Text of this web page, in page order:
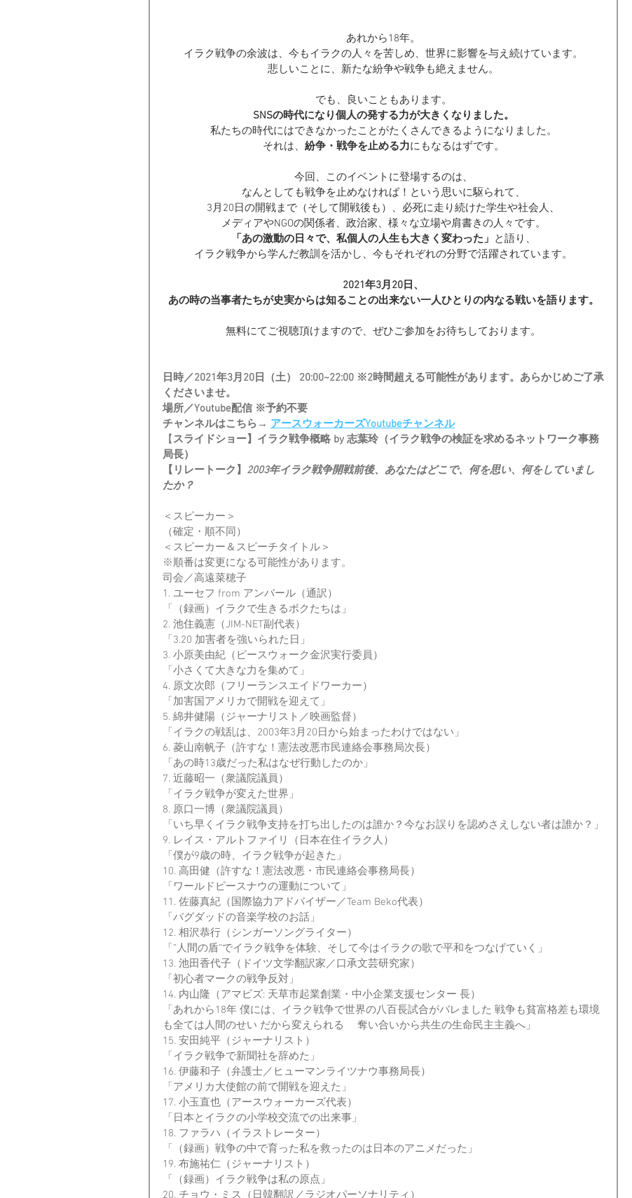
あれから18年。
イラク戦争の余波は、今もイラクの人々を苦しめ、世界に影響を与え続けています。
悲しいことに、新たな紛争や戦争も絶えません。
でも、良いこともあります。
SNSの時代になり個人の発する力が大きくなりました。
私たちの時代にはできなかったことがたくさんできるようになりました。
それは、 紛争・戦争を止める力にもなるはずです。
今回、このイベントに登場するのは、
なんとしても戦争を止めなければ！という思いに駆られて、
3月20日の開戦まで（そして開戦後も）、必死に走り続けた学生や社会人、
メディアやNGOの関係者、政治家、様々な立場や肩書きの人々です。
「あの激動の日々で、私個人の人生も大きく変わった」 と語り、
イラク戦争から学んだ教訓を活かし、今もそれぞれの分野で活躍されています。
2021年3月20日、
あの時の当事者たちが史実からは知ることの出来ない一人ひとりの内なる戦いを語ります。
無料にてご視聴頂けますので、ぜひご参加をお待ちしております。
日時／2021年3月20日（土） 20:00~22:00 ※2時間超える可能性があります。あらかじめご了承
くださいませ。
場所／Youtube配信 ※予約不要
チャンネルはこちら→ アースウォーカーズYoutubeチャンネル
【スライドショー】イラク戦争概略 by 志葉玲（イラク戦争の検証を求めるネットワーク事務
局長）
【リレートーク】 2003年イラク戦争開戦前後、あなたはどこで、何を思い、何をしていまし
たか？
＜スピーカー＞
（確定・順不同）
＜スピーカー＆スピーチタイトル＞
※順番は変更になる可能性があります。
司会／高遠菜穂子
1. ユーセフ from アンバール（通訳）
「（録画）イラクで生きるボクたちは」
2. 池住義憲（JIM-NET副代表）
「3.20 加害者を強いられた日」
3. 小原美由紀（ピースウォーク金沢実行委員）
「小さくて大きな力を集めて」
4. 原文次郎（フリーランスエイドワーカー）
「加害国アメリカで開戦を迎えて」
5. 綿井健陽（ジャーナリスト／映画監督）
「イラクの戦乱は、2003年3月20日から始まったわけではない」
6. 菱山南帆子（許すな！憲法改悪市民連絡会事務局次長）
「あの時13歳だった私はなぜ行動したのか」
7. 近藤昭一（衆議院議員）
「イラク戦争が変えた世界」
8. 原口一博（衆議院議員）
「いち早くイラク戦争支持を打ち出したのは誰か？今なお誤りを認めさえしない者は誰か？」
9. レイス・アルトファイリ（日本在住イラク人）
「僕が9歳の時、イラク戦争が起きた」
10. 高田健（許すな！憲法改悪・市民連絡会事務局長）
「ワールドピースナウの運動について」
11. 佐藤真紀（国際協力アドバイザー／Team Beko代表）
「バグダッドの音楽学校のお話」
12. 相沢恭行（シンガーソングライター）
「”人間の盾”でイラク戦争を体験、そして今はイラクの歌で平和をつなげていく」
13. 池田香代子（ドイツ文学翻訳家／口承文芸研究家）
「初心者マークの戦争反対」
14. 内山隆（アマビズ: 天草市起業創業・中小企業支援センター 長）
「あれから18年 僕には、イラク戦争で世界の八百長試合がバレました 戦争も貧富格差も環境
も全ては人間のせい だから変えられる　 奪い合いから共生の生命民主主義へ」
15. 安田純平（ジャーナリスト）
「イラク戦争で新聞社を辞めた」
16. 伊藤和子（弁護士／ヒューマンライツナウ事務局長）
「アメリカ大使館の前で開戦を迎えた」
17. 小玉直也（アースウォーカーズ代表）
「日本とイラクの小学校交流での出来事」
18. ファラハ（イラストレーター）
「（録画）戦争の中で育った私を救ったのは日本のアニメだった」
19. 布施祐仁（ジャーナリスト）
「（録画）イラク戦争は私の原点」
20. チョウ・ミス（日韓翻訳／ラジオパーソナリティ）